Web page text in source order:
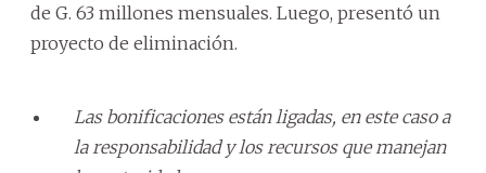
de G. 63 millones mensuales. Luego, presentó un
proyecto de eliminación.
Las bonificaciones están ligadas, en este caso a
la responsabilidad y los recursos que manejan